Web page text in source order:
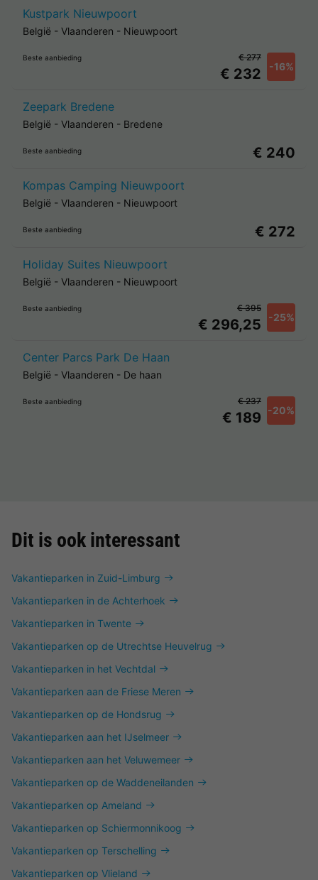
Kustpark Nieuwpoort
België - Vlaanderen - Nieuwpoort
Beste aanbieding
€ 232 -16%
€ 277
Zeepark Bredene
België - Vlaanderen - Bredene
Beste aanbieding € 240
Kompas Camping Nieuwpoort
België - Vlaanderen - Nieuwpoort
Beste aanbieding € 272
Holiday Suites Nieuwpoort
België - Vlaanderen - Nieuwpoort
Beste aanbieding
€ 296,25 -25%
€ 395
Center Parcs Park De Haan
België - Vlaanderen - De haan
Beste aanbieding
€ 189 -20%
€ 237
Dit is ook interessant
Vakantieparken in Zuid-Limburg
Vakantieparken in de Achterhoek
Vakantieparken in Twente
Vakantieparken op de Utrechtse Heuvelrug
Vakantieparken in het Vechtdal
Vakantieparken aan de Friese Meren
Vakantieparken op de Hondsrug
Vakantieparken aan het IJselmeer
Vakantieparken aan het Veluwemeer
Vakantieparken op de Waddeneilanden
Vakantieparken op Ameland
Vakantieparken op Schiermonnikoog
Vakantieparken op Terschelling
Vakantieparken op Vlieland